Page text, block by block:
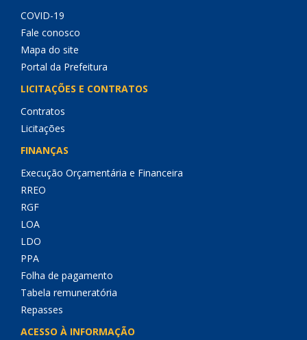
COVID-19
Fale conosco
Mapa do site
Portal da Prefeitura
LICITAÇÕES E CONTRATOS
Contratos
Licitações
FINANÇAS
Execução Orçamentária e Financeira
RREO
RGF
LOA
LDO
PPA
Folha de pagamento
Tabela remuneratória
Repasses
ACESSO À INFORMAÇÃO